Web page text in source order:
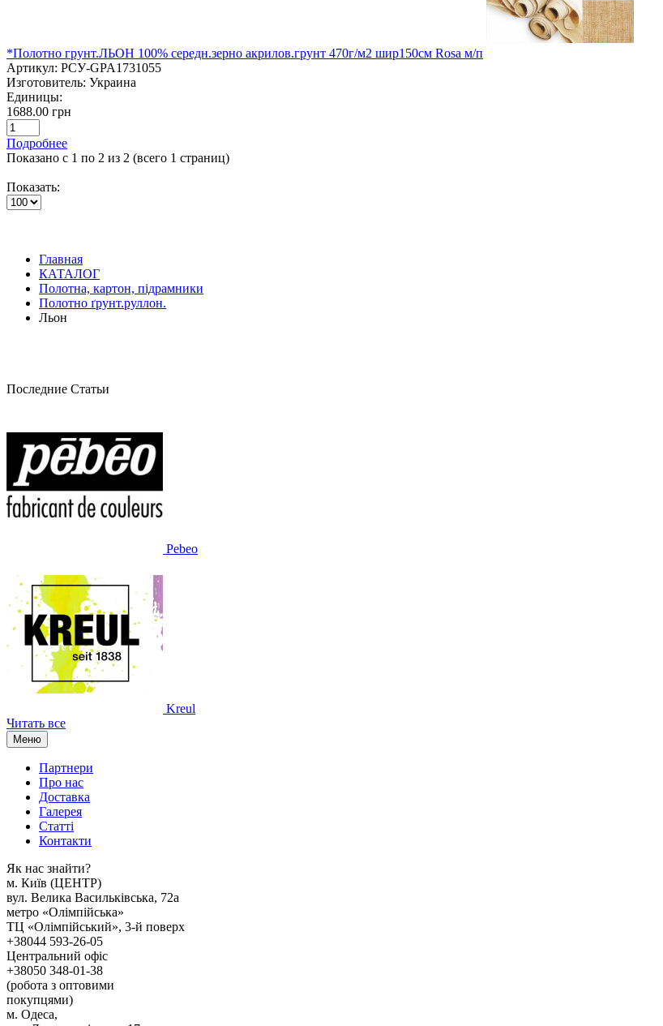
*Полотно грунт.ЛЬОН 100% середн.зерно акрилов.грунт 470г/м2 шир150см Rosa м/п
Артикул: РСУ-GPA1731055
Изготовитель: Украина
Единицы:
1688.00 грн
Подробнее
Показано с 1 по 2 из 2 (всего 1 страниц)
Показать:
Главная
КАТАЛОГ
Полотна, картон, підрамники
Полотно ґрунт.руллон.
Льон
Последние Статьи
Pebeo
Kreul
Читать все
Меню
Партнери
Про нас
Доставка
Галерея
Статтi
Контакти
Як наc знайти?
м. Киïв (ЦЕНТР)
вул. Велика Васильківська, 72а
метро «Олімпійська»
ТЦ «Олімпійський», 3-й поверх
+38044 593-26-05
Центральний офіс
+38050 348-01-38
(робота з оптовими
покупцями)
м. Одеса,